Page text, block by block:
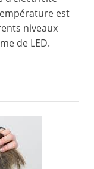
est
niveaux
de LED.